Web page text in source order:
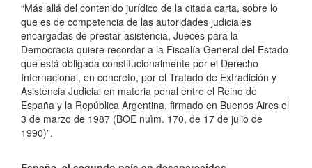
“Más allá del contenido jurídico de la citada carta, sobre lo
que es de competencia de las autoridades judiciales
encargadas de prestar asistencia, Jueces para la
Democracia quiere recordar a la Fiscalía General del Estado
que está obligada constitucionalmente por el Derecho
Internacional, en concreto, por el Tratado de Extradición y
Asistencia Judicial en materia penal entre el Reino de
España y la República Argentina, firmado en Buenos Aires el
3 de marzo de 1987 (BOE nuìm. 170, de 17 de julio de
1990)”.